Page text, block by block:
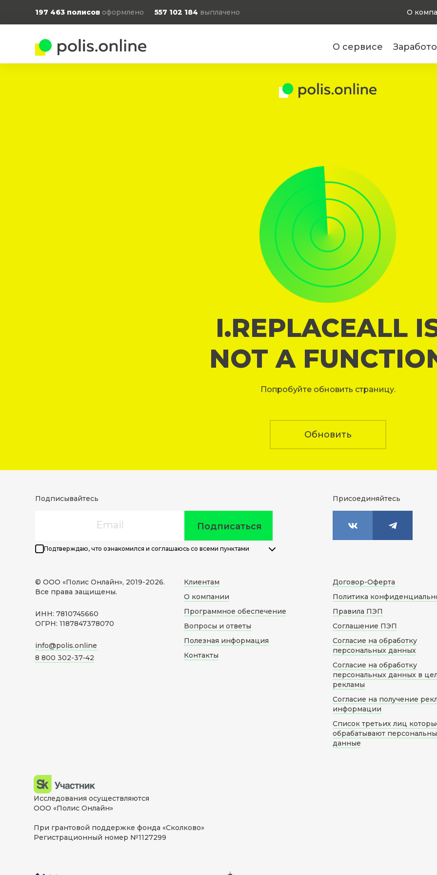
197 463 полисов оформлено 557 102 184 выплачено О
О сервисе
I.REPLACEALL
NOT A
Попробуйте обновить страницу.
Обновить
Подписывайтесь
Подписаться
Подтверждаю, что ознакомился и соглашаюсь со всеми пунктами
Присоединяйтесь
© ООО «Полис Онлайн», 2019-2026.
Все права защищены.
ИНН: 7810745660
ОГРН: 1187847378070
info@polis.online
8 800 302-37-42
Клиентам
О компании
Программное обеспечение
Вопросы и ответы
Полезная информация
Контакты
Договор-Оферта
Политика
Правила ПЭП
Соглашение ПЭП
Согласие на обработку
персональных данных
Согласие на обработку
персональных данных в
рекламы
Согласие на получение
информации
Список третьих лиц
обрабатывают
данные
Исследования осуществляются
ООО «Полис Онлайн»
При грантовой поддержке фонда «Сколково»
Регистрационный номер №1127299